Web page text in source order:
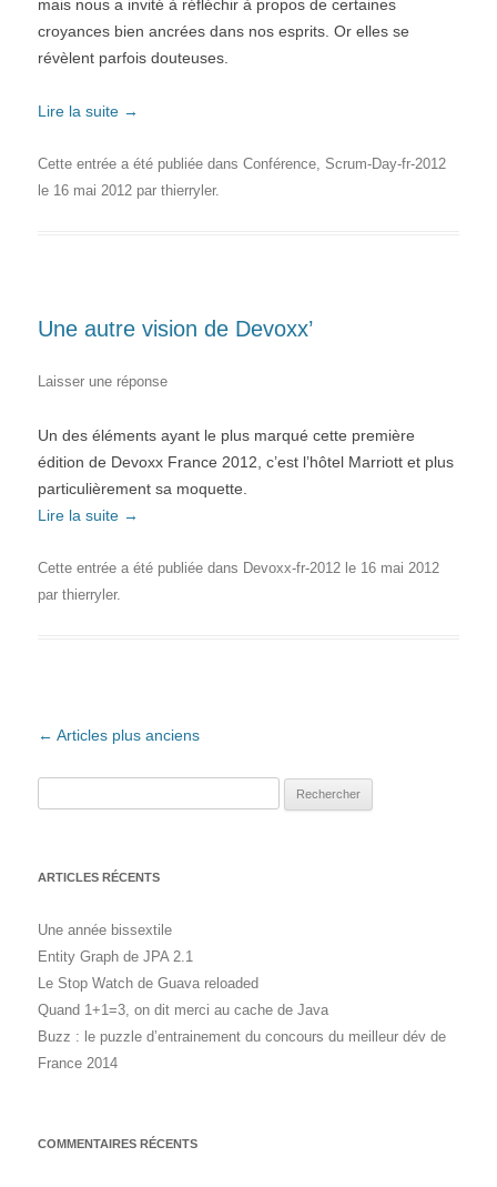
mais nous a invité à réfléchir à propos de certaines
croyances bien ancrées dans nos esprits. Or elles se
révèlent parfois douteuses.
Lire la suite →
Cette entrée a été publiée dans Conférence, Scrum-Day-fr-2012
le 16 mai 2012 par thierryler.
Une autre vision de Devoxx’
Laisser une réponse
Un des éléments ayant le plus marqué cette première
édition de Devoxx France 2012, c’est l’hôtel Marriott et plus
particulièrement sa moquette.
Lire la suite →
Cette entrée a été publiée dans Devoxx-fr-2012 le 16 mai 2012
par thierryler.
Navigation des articles
← Articles plus anciens
ARTICLES RÉCENTS
Une année bissextile
Entity Graph de JPA 2.1
Le Stop Watch de Guava reloaded
Quand 1+1=3, on dit merci au cache de Java
Buzz : le puzzle d’entrainement du concours du meilleur dév de
France 2014
COMMENTAIRES RÉCENTS